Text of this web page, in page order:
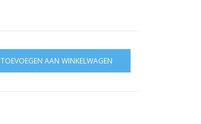
TOEVOEGEN AAN WINKELWAGEN